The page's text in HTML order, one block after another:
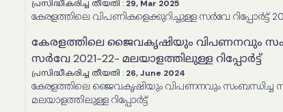
പ്രസിദ്ധീകരിച്ച തീയതി : 29, Mar 2025
കേരളത്തിലെ വിപണികളെക്കുറിച്ചുള്ള സർവേ റിപ്പോർട്ട്
കേരളത്തിലെ ജൈവകൃഷിയും വിപണനവും
സർവേ 2021-22- മലയാളത്തിലുള്ള റിപ്പോർട്ട്
പ്രസിദ്ധീകരിച്ച തീയതി : 26, June 2024
കേരളത്തിലെ ജൈവകൃഷിയും വിപണനവും സംബന്ധിച്ച
മലയാളത്തിലുള്ള റിപ്പോർട്ട്